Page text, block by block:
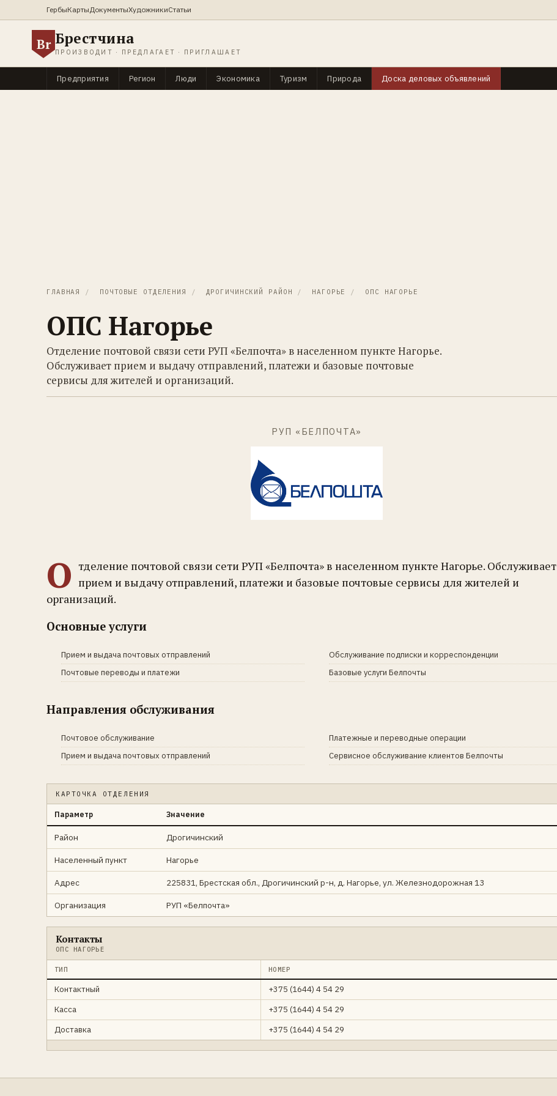
ГербыКартыДокументыХудожникиСтатьи
Br Брестчина
ПРОИЗВОДИТ · ПРЕДЛАГАЕТ · ПРИГЛАШАЕТ
Предприятия Регион Люди Экономика Туризм Природа Доска деловых объявлений
ГЛАВНАЯ / ПОЧТОВЫЕ ОТДЕЛЕНИЯ / ДРОГИЧИНСКИЙ РАЙОН / НАГОРЬЕ / ОПС НАГОРЬЕ
ОПС Нагорье
Отделение почтовой связи сети РУП «Белпочта» в населенном пункте Нагорье.
Обслуживает прием и выдачу отправлений, платежи и базовые почтовые
сервисы для жителей и организаций.
РУП «БЕЛПОЧТА»
О тделение почтовой связи сети РУП «Белпочта» в населенном пункте Нагорье. Обслуживает
прием и выдачу отправлений, платежи и базовые почтовые сервисы для жителей и
организаций.
Основные услуги
Прием и выдача почтовых отправлений
Почтовые переводы и платежи
Обслуживание подписки и корреспонденции
Базовые услуги Белпочты
Направления обслуживания
Почтовое обслуживание
Прием и выдача почтовых отправлений
Платежные и переводные операции
Сервисное обслуживание клиентов Белпочты
КАРТОЧКА ОТДЕЛЕНИЯ
Параметр Значение
Район Дрогичинский
Населенный пункт Нагорье
Адрес 225831, Брестская обл., Дрогичинский р-н, д. Нагорье, ул. Железнодорожная 13
Организация РУП «Белпочта»
Контакты
ОПС НАГОРЬЕ
ТИП НОМЕР
Контактный
+375 (1644) 4 54 29
Касса
+375 (1644) 4 54 29
Доставка
+375 (1644) 4 54 29